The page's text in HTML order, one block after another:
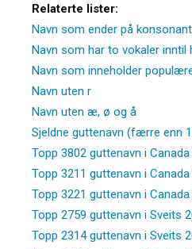
Relaterte lister:
Navn som ender på konsonant
Navn som har to vokaler inntil
Navn som inneholder
Navn uten r
Navn uten æ, ø og å
Sjeldne guttenavn (færre enn
Topp 3802 guttenavn i
Topp 3211 guttenavn i Canada
Topp 3221 guttenavn i Canada
Topp 2759 guttenavn i Sveits
Topp 2314 guttenavn i Sveits